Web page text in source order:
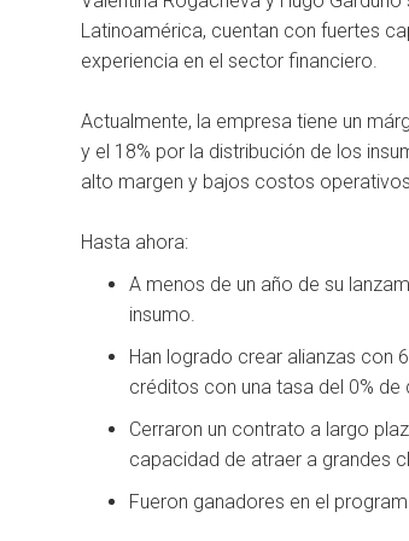
Latinoamérica, cuentan con fuertes
experiencia en el sector financiero.
Actualmente, la empresa tiene un
y el 18% por la distribución de los
alto margen y bajos costos
Hasta ahora:
A menos de un año de su
insumo.
Han logrado crear alianzas con
créditos con una tasa del 0% de
Cerraron un contrato a largo
capacidad de atraer a grandes
Fueron ganadores en el